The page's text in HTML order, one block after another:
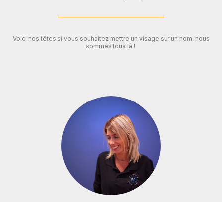
Voici nos têtes si vous souhaitez mettre un visage sur un nom, nous
sommes tous là !